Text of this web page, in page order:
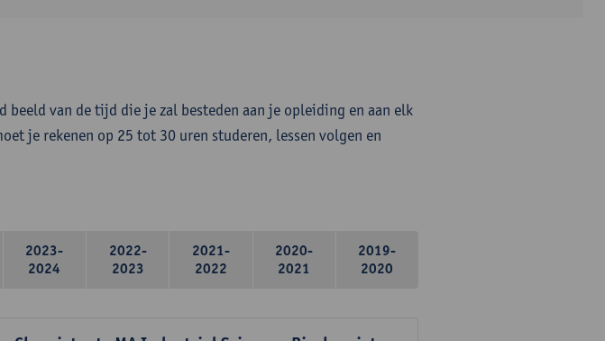
beeld van de tijd die je zal besteden aan je opleiding en aan elk
je rekenen op 25 tot 30 uren studeren, lessen volgen en
2023-
2024
2022-
2023
2021-
2022
2020-
2021
2019-
2020